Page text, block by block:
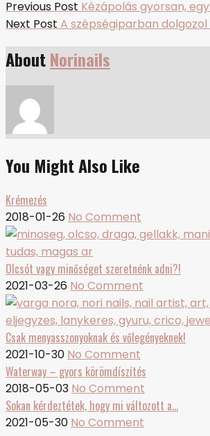
Bejegyzés
navigáció
Previous Post Previous
post:
Kézápolás gyorsan,
Next Post Next
A szépségiparban
AboutNorinails
You Might Also Like
Krémezés
2018-01-26 No Comment
Olcsót vagy minőséget szeretnénk adni?!
2021-03-26 No Comment
Csak menyasszonyoknak és vőlegényeknek!
2021-10-30 No Comment
Waterway – gyors körömdíszítés
2018-05-03 No Comment
Sokan kérdeztétek, hogy mi változott a…
2021-05-30 No Comment